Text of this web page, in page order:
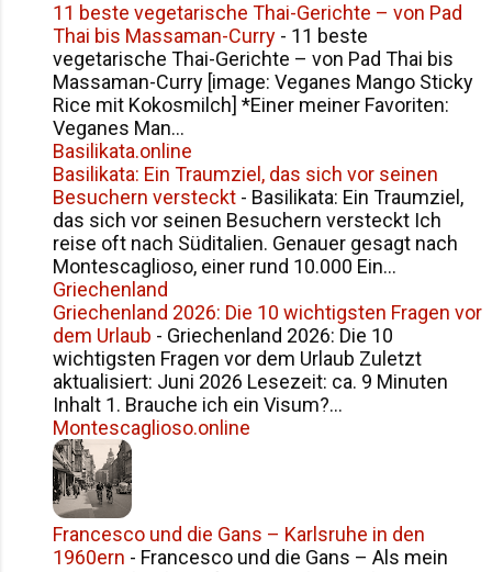
11 beste vegetarische Thai-Gerichte – von Pad
Thai bis Massaman-Curry - 11 beste
vegetarische Thai-Gerichte – von Pad Thai bis
Massaman-Curry [image: Veganes Mango Sticky
Rice mit Kokosmilch] *Einer meiner Favoriten:
Veganes Man...
Basilikata.online
Basilikata: Ein Traumziel, das sich vor seinen
Besuchern versteckt - Basilikata: Ein Traumziel,
das sich vor seinen Besuchern versteckt Ich
reise oft nach Süditalien. Genauer gesagt nach
Montescaglioso, einer rund 10.000 Ein...
Griechenland
Griechenland 2026: Die 10 wichtigsten Fragen vor
dem Urlaub - Griechenland 2026: Die 10
wichtigsten Fragen vor dem Urlaub Zuletzt
aktualisiert: Juni 2026 Lesezeit: ca. 9 Minuten
Inhalt 1. Brauche ich ein Visum?...
Montescaglioso.online
Francesco und die Gans – Karlsruhe in den
1960ern - Francesco und die Gans – Als mein